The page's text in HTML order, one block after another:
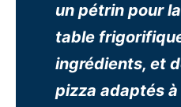
un pétrin pour
table
ingrédients, et
pizza adaptés